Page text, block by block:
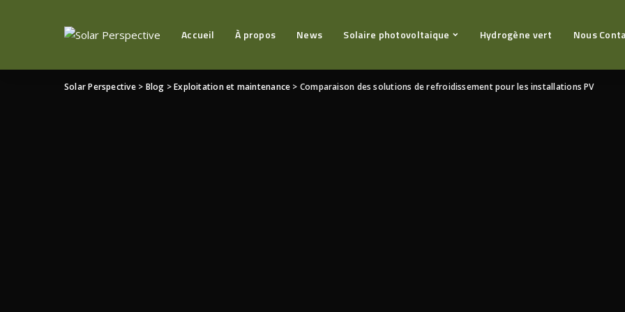
Accueil À propos News Solaire photovoltaique Hydrogène vert Nous
Solar Perspective> Blog >Exploitation et maintenance > Comparaison des solutions de refroidissement pour les installations PV